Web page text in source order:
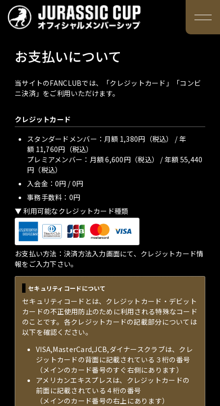
JURASSIC CUP オフィシャ
お支払いについて
当サイトのFANCLUBでは、「クレジットカード」「コンビ
ニ決済」をご利用いただけます。
クレジットカード
スタンダードメンバー：月額 1,380円（税込）
/年
額 11,760円（税込）
プレミアメンバー：月額 6,600円（税込）
/年額 55,440
円（税込）
入会金：0円 /0円
事務手数料：0円
利用可能なクレジットカード種類
お支払い方法：決済方法入力画面にて、クレジットカード情
報をご入力下さい。
セキュリティコードについて
セキュリティコードとは、クレジットカード・デビット
カードの不正使用防止のために利用される特殊なコード
のことです。各クレジットカードの記載部分については
以下を確認ください。
VISA,MasterCard,JCB,ダイナースクラブは、クレ
ジットカードの背面に記載されている３桁の番号
（メインのカード番号のすぐ右側にあります）
アメリカンエキスプレスは、クレジットカードの
前面に記載されている４桁の番号
（メインのカード番号の右上にあります）